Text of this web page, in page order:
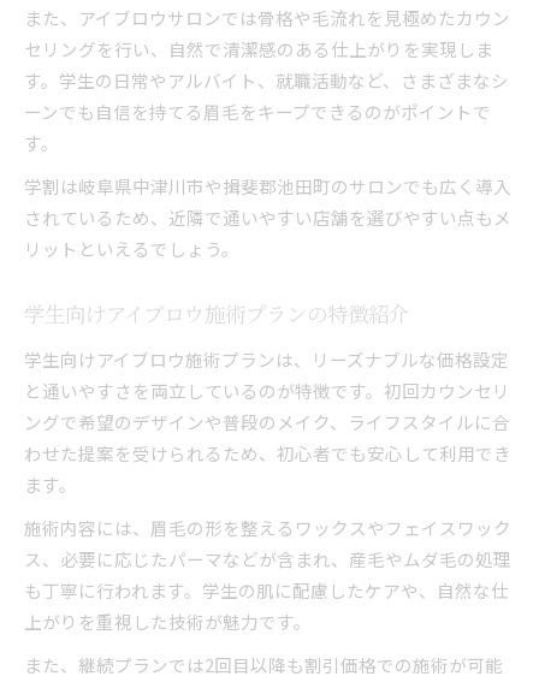
また、アイブロウサロンでは骨格や毛流れを見極めたカウン
セリングを行い、自然で清潔感のある仕上がりを実現しま
す。学生の日常やアルバイト、就職活動など、さまざまなシ
ーンでも自信を持てる眉毛をキープできるのがポイントで
す。
学割は岐阜県中津川市や揖斐郡池田町のサロンでも広く導入
されているため、近隣で通いやすい店舗を選びやすい点もメ
リットといえるでしょう。
学生向けアイブロウ施術プランの特徴紹介
学生向けアイブロウ施術プランは、リーズナブルな価格設定
と通いやすさを両立しているのが特徴です。初回カウンセリ
ングで希望のデザインや普段のメイク、ライフスタイルに合
わせた提案を受けられるため、初心者でも安心して利用でき
ます。
施術内容には、眉毛の形を整えるワックスやフェイスワック
ス、必要に応じたパーマなどが含まれ、産毛やムダ毛の処理
も丁寧に行われます。学生の肌に配慮したケアや、自然な仕
上がりを重視した技術が魅力です。
また、継続プランでは2回目以降も割引価格での施術が可能